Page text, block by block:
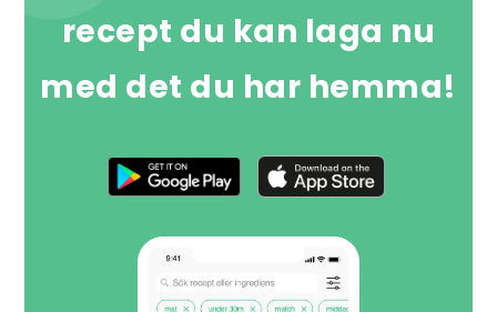
recept du kan laga nu
med det du har hemma!